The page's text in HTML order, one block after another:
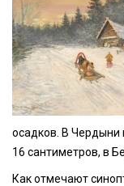
осадков. В Чердыни
16 сантиметров, в
Как отмечают